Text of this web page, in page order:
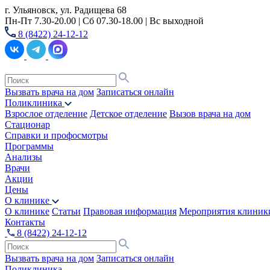
г. Ульяновск, ул. Радищева 68
Пн-Пт 7.30-20.00 | Сб 07.30-18.00 | Вс выходной
8 (8422) 24-12-12
Вызвать врача на дом Записаться онлайн
Поликлиника
Взрослое отделение Детское отделение Вызов врача на дом
Стационар
Справки и профосмотры
Программы
Анализы
Врачи
Акции
Цены
О клинике
О клинике Статьи Правовая информация Мероприятия
Контакты
8 (8422) 24-12-12
Вызвать врача на дом Записаться онлайн